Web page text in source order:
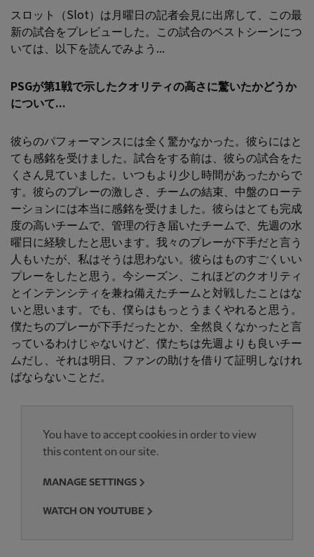
スロット（Slot）は月曜日の記者会見に出席して、この最
新の試合をプレビューした。この試合のベストシーンにつ
いては、以下を読んでみよう...
PSGが第1戦で示したクオリティの高さに驚いたかどうか
について...
彼らのパフォーマンスには全く驚かなかった。彼らにはと
ても感銘を受けました。試合をする前は、彼らの試合をた
くさん見ていました。いつもより少し時間があったからで
す。彼らのプレーの激しさ、チームの結束、中盤のローテ
ーションには本当に感銘を受けました。彼らはとても完成
度の高いチームで、管理の行き届いたチームで、先週の水
曜日に経験したと思います。我々のプレーが下手だと言う
人もいたが、私はそうは思わない。彼らはものすごくいい
プレーをしたと思う。今シーズン、これほどのクオリティ
とインテンシティを兼ね備えたチームと対戦したことはな
いと思います。でも、僕らはもっとうまくやれると思う。
僕たちのプレーが下手だったとか、全然良くなかったと言
っているわけじゃないけど、僕たちは先週よりも良いチー
ムだし、それは明日、ファンの助けを借りて証明しなけれ
ばならないことだ。
You have to accept cookies in order to view
this content on our site.
MANAGE SETTINGS
WATCH ON YOUTUBE